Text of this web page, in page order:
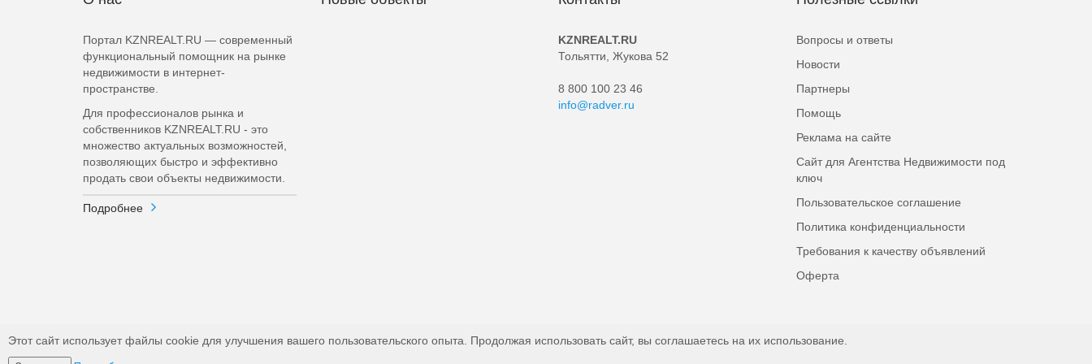
Портал KZNREALT.RU — современный
функциональный помощник на рынке
недвижимости в интернет-
пространстве.
Для профессионалов рынка и
собственников KZNREALT.RU - это
множество актуальных возможностей,
позволяющих быстро и эффективно
продать свои объекты недвижимости.
Подробнее
KZNREALT.RU
Тольятти, Жукова 52
8 800 100 23 46
info@radver.ru
Вопросы и ответы
Новости
Партнеры
Помощь
Реклама на сайте
Сайт для Агентства Недвижимости под
ключ
Пользовательское соглашение
Политика конфиденциальности
Требования к качеству объявлений
Оферта
Этот сайт использует файлы cookie для улучшения вашего пользовательского опыта. Продолжая использовать сайт, вы соглашаетесь на их использование.